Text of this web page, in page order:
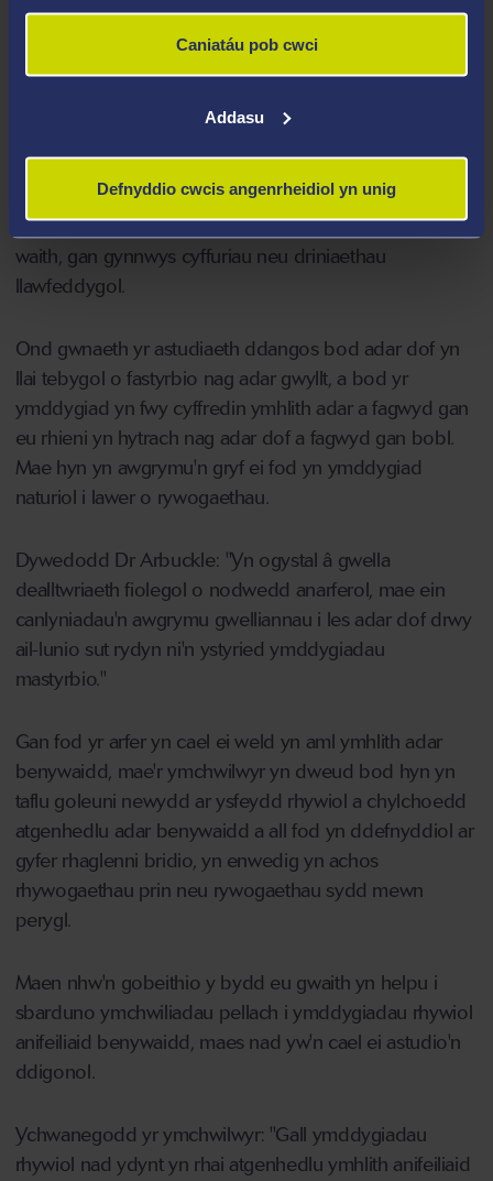
Caniatáu pob cwci
Addasu
Defnyddio cwcis angenrheidiol yn unig
Mae mastyrbio ymhlith adar dof - yn enwedig parotiaid
neu barotiaid copog fel Billy - wedi'i drin ers amser hir
fel ymddygiad annormal neu ymddygiad problematig a
neu amodau eraill pan fo'r adar yn gaeth. O ganlyniad,
nid yw'r arfer wedi cael ei annog, ac mae wedi cael ei
gosbi neu mae ymyriadau milfeddygol wedi'u rhoi ar
waith, gan gynnwys cyffuriau neu driniaethau
llawfeddygol.
Ond gwnaeth yr astudiaeth ddangos bod adar dof yn
llai tebygol o fastyrbio nag adar gwyllt, a bod yr
ymddygiad yn fwy cyffredin ymhlith adar a fagwyd gan
eu rhieni yn hytrach nag adar dof a fagwyd gan bobl.
Mae hyn yn awgrymu'n gryf ei fod yn ymddygiad
naturiol i lawer o rywogaethau.
Dywedodd Dr Arbuckle: "Yn ogystal â gwella
dealltwriaeth fiolegol o nodwedd anarferol, mae ein
canlyniadau'n awgrymu gwelliannau i les adar dof drwy
ail-lunio sut rydyn ni'n ystyried ymddygiadau
mastyrbio."
Gan fod yr arfer yn cael ei weld yn aml ymhlith adar
benywaidd, mae'r ymchwilwyr yn dweud bod hyn yn
taflu goleuni newydd ar ysfeydd rhywiol a chylchoedd
atgenhedlu adar benywaidd a all fod yn ddefnyddiol ar
gyfer rhaglenni bridio, yn enwedig yn achos
rhywogaethau prin neu rywogaethau sydd mewn
perygl.
Maen nhw'n gobeithio y bydd eu gwaith yn helpu i
sbarduno ymchwiliadau pellach i ymddygiadau rhywiol
anifeiliaid benywaidd, maes nad yw'n cael ei astudio'n
ddigonol.
Ychwanegodd yr ymchwilwyr: "Gall ymddygiadau
rhywiol nad ydynt yn rhai atgenhedlu ymhlith anifeiliaid